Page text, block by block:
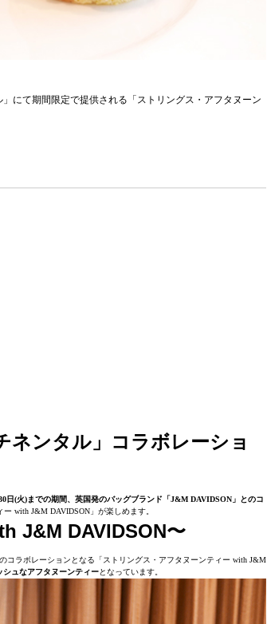
にて期間限定で提供される「ストリングス・アフタヌーン
ネンタル」コラボレーショ
日(火)までの期間、英国発のバッグブランド「J&M DAVIDSON」とのコ
ー with J&M DAVIDSON」が楽しめます。
J&M DAVIDSON〜
コラボレーションとなる「ストリングス・アフタヌーンティー with J&M
ュなアフタヌーンティーとなっています。